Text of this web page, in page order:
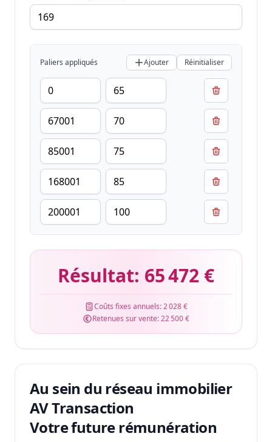
Paliers appliqués Ajouter Réinitialiser
Résultat: 65 472 €
Coûts fixes annuels:2 028 €
Retenues sur vente:22 500 €
Au sein du réseau immobilier
AV Transaction
Votre future rémunération